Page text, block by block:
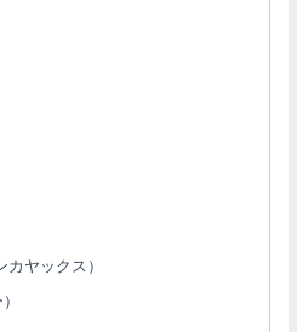
ヤックス）